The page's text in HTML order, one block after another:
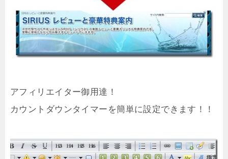
アフィリエイター御用達！
カウントダウンタイマーを簡単に設定できます！！